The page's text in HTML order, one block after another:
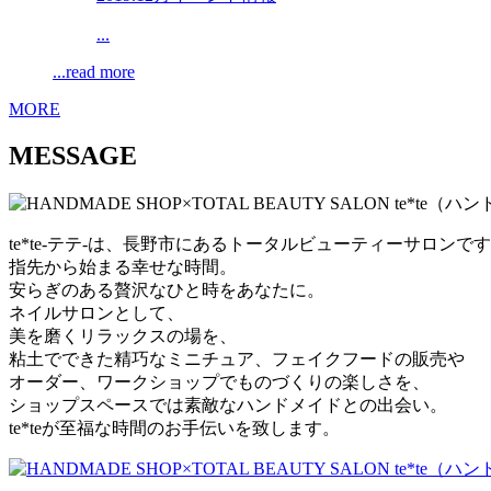
...
...read more
MORE
MESSAGE
te*te-テテ-は、長野市にあるトータルビューティーサロンで
指先から始まる幸せな時間。
安らぎのある贅沢なひと時をあなたに。
ネイルサロンとして、
美を磨くリラックスの場を、
粘土でできた精巧なミニチュア、フェイクフードの販売や
オーダー、ワークショップでものづくりの楽しさを、
ショップスペースでは素敵なハンドメイドとの出会い。
te*teが至福な時間のお手伝いを致します。